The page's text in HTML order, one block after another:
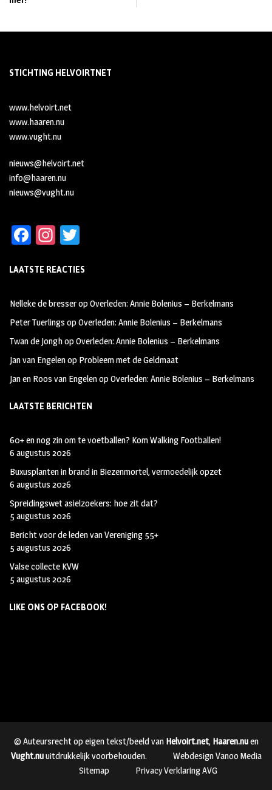
STICHTING HELVOIRTNET
www.helvoirt.net
www.haaren.nu
www.vught.nu
nieuws@helvoirt.net
info@haaren.nu
nieuws@vught.nu
Fa
b
oo
k
In
ag
m
tt
LAATSTE REACTIES
Nelleke de bresseropOverleden: Annie Bolenius – Berkelmans
Peter Tuerlings opOverleden: Annie Bolenius – Berkelmans
Twan de JonghopOverleden: Annie Bolenius – Berkelmans
Jan van Engelenop Probleem met de Geldmaat
Jan en Roos van EngelenopOverleden: Annie Bolenius – Berkelmans
LAATSTE BERICHTEN
60+ en nog zin om te voetballen? Kom Walking Footballen!
6 augustus 2026
Buxusplanten in brand in Biezenmortel, vermoedelijk opzet
6 augustus 2026
Spreidingswet asielzoekers: hoe zit dat?
5 augustus 2026
Bericht voor de leden van Vereniging 55+
5 augustus 2026
Valse collecte KVW
5 augustus 2026
LIKE ONS OP FACEBOOK!
© Auteursrecht op eigen tekst/beeld van Helvoirt.net, Haaren.nuen
Vught.nuuitdrukkelijk voorbehouden.
Webdesign Vanoo Media
Sitemap
Privacy Verklaring AVG